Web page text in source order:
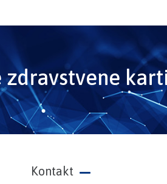
Kontakt